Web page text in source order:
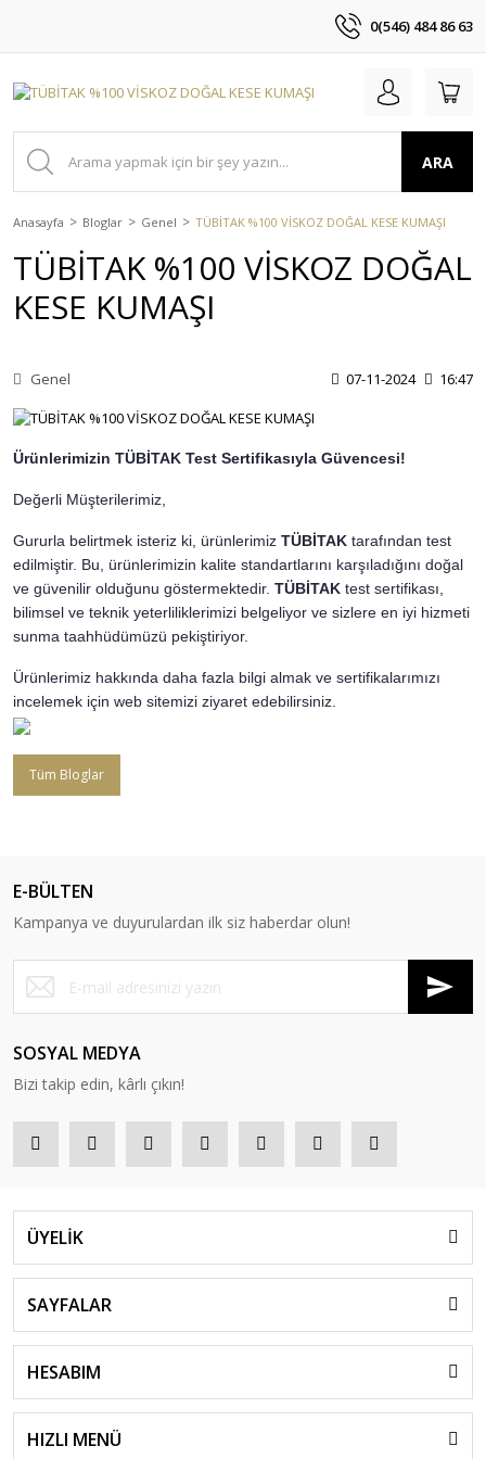
0(546) 484 86 63
ARA
Anasayfa Bloglar Genel TÜBİTAK %100 VİSKOZ DOĞAL KESE KUMAŞI
TÜBİTAK %100 VİSKOZ DOĞAL
KESE KUMAŞI
Genel 07-11-2024 16:47
Ürünlerimizin TÜBİTAK Test Sertifikasıyla Güvencesi!
Değerli Müşterilerimiz,
Gururla belirtmek isteriz ki, ürünlerimiz TÜBİTAK tarafından test
edilmiştir. Bu, ürünlerimizin kalite standartlarını karşıladığını doğal
ve güvenilir olduğunu göstermektedir. TÜBİTAK test sertifikası,
bilimsel ve teknik yeterliliklerimizi belgeliyor ve sizlere en iyi hizmeti
sunma taahhüdümüzü pekiştiriyor.
Ürünlerimiz hakkında daha fazla bilgi almak ve sertifikalarımızı
incelemek için web sitemizi ziyaret edebilirsiniz.
Tüm Bloglar
E-BÜLTEN
Kampanya ve duyurulardan ilk siz haberdar olun!
SOSYAL MEDYA
Bizi takip edin, kârlı çıkın!
ÜYELİK
SAYFALAR
HESABIM
HIZLI MENÜ